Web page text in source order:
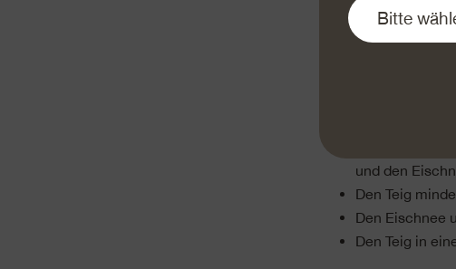
und den
Den Teig
Den Eischnee
Den Teig in